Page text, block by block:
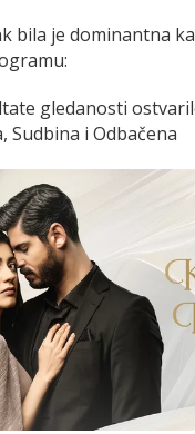
bila je dominantna
gledanosti
Sudbina i Odbačena